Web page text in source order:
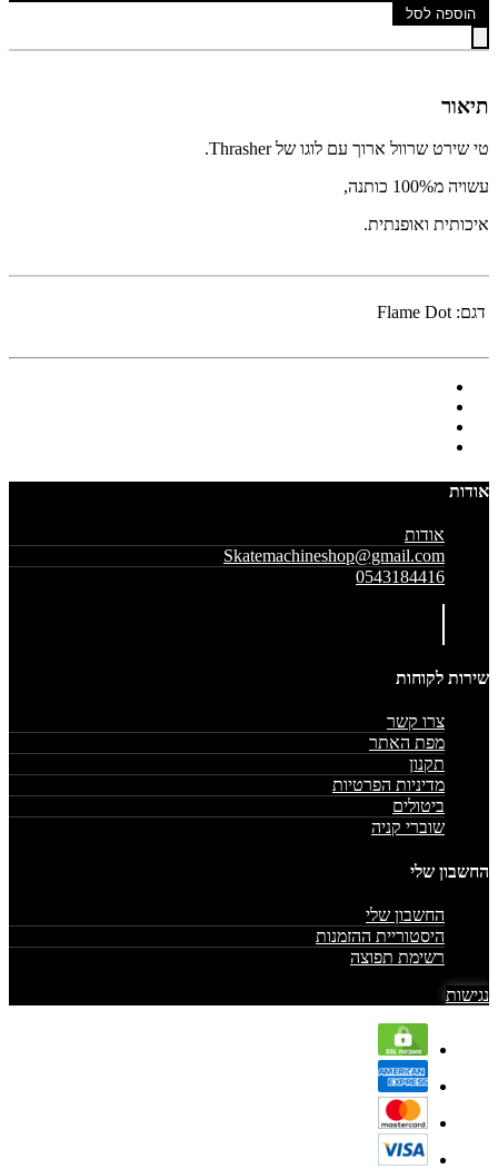
הוספה לסל
תיאור
טי שירט שרוול ארוך עם לוגו של Thrasher.
עשויה מ100% כותנה,
איכותית ואופנתית.
דגם: Flame Dot
אודות
אודות
Skatemachineshop@gmail.com
0543184416
שירות לקוחות
צרו קשר
מפת האתר
תקנון
מדיניות הפרטיות
ביטולים
שוברי קניה
החשבון שלי
החשבון שלי
היסטוריית ההזמנות
רשימת תפוצה
נגישות